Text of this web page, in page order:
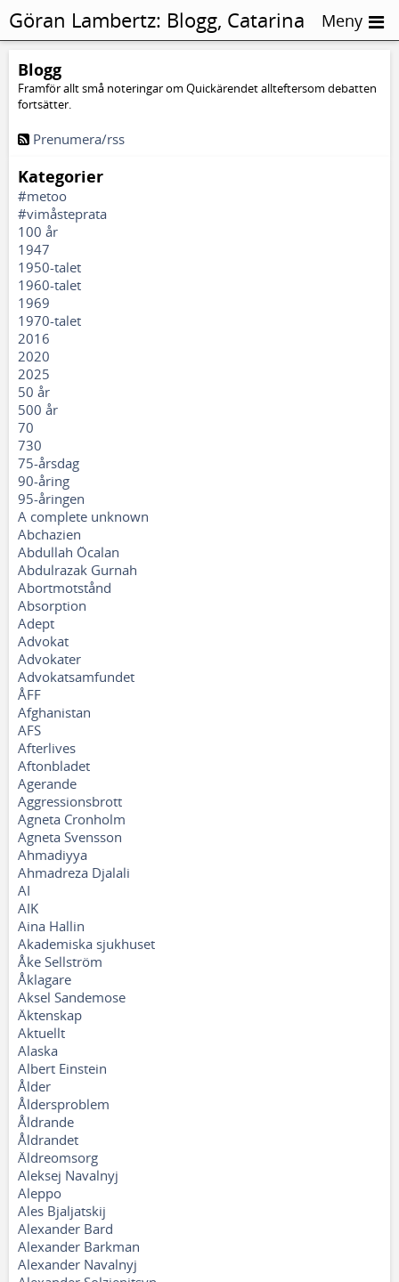
Blogg
Framför allt små noteringar om Quickärendet allteftersom debatten
fortsätter.
Prenumera/rss
Kategorier
#metoo
#vimåsteprata
100 år
1947
1950-talet
1960-talet
1969
1970-talet
2016
2020
2025
50 år
500 år
70
730
75-årsdag
90-åring
95-åringen
A complete unknown
Abchazien
Abdullah Öcalan
Abdulrazak Gurnah
Abortmotstånd
Absorption
Adept
Advokat
Advokater
Advokatsamfundet
ÅFF
Afghanistan
AFS
Afterlives
Aftonbladet
Agerande
Aggressionsbrott
Agneta Cronholm
Agneta Svensson
Ahmadiyya
Ahmadreza Djalali
AI
AIK
Aina Hallin
Akademiska sjukhuset
Åke Sellström
Åklagare
Aksel Sandemose
Äktenskap
Aktuellt
Alaska
Albert Einstein
Ålder
Åldersproblem
Åldrande
Åldrandet
Äldreomsorg
Aleksej Navalnyj
Aleppo
Ales Bjaljatskij
Alexander Bard
Alexander Barkman
Alexander Navalnyj
Göran Lambertz: Blogg, Catarina
Barketorp
Meny